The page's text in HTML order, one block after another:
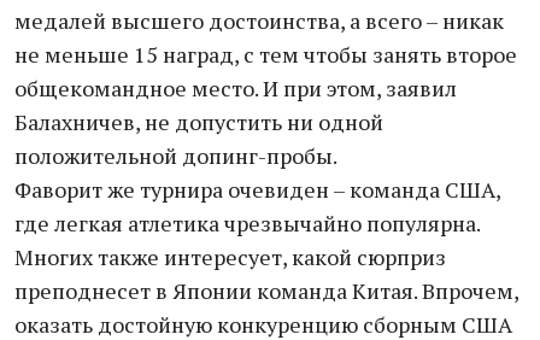
медалей высшего достоинства, а всего – никак
не меньше 15 наград, с тем чтобы занять второе
общекомандное место. И при этом, заявил
Балахничев, не допустить ни одной
положительной допинг-пробы.
Фаворит же турнира очевиден – команда США,
где легкая атлетика чрезвычайно популярна.
Многих также интересует, какой сюрприз
преподнесет в Японии команда Китая. Впрочем,
оказать достойную конкуренцию сборным США